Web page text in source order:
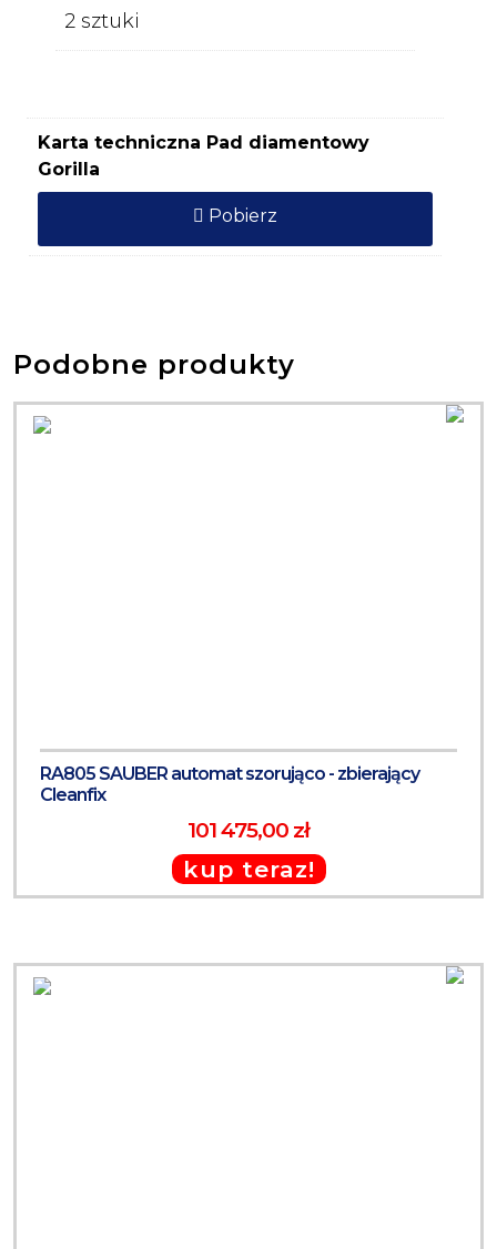
2 sztuki
Karta techniczna Pad diamentowy
Gorilla
Pobierz
Podobne produkty
RA805 SAUBER automat szorująco - zbierający
Cleanfix
101 475,00 zł
kup teraz!